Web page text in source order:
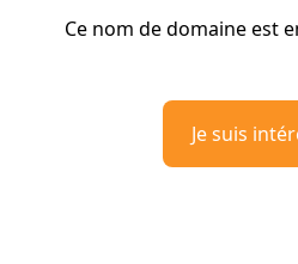
Ce nom de domaine est
Je suis